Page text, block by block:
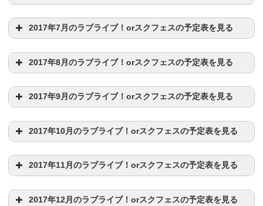
・0:00 新規MASTER(告白日和、です！・ユメノトビラ)
追加
6/2(金) TOUR」の第2次チケット最速先行抽選申込結果発表
6/3(土)
2017年7月のラブライブ！orスクフェスの予定表を見る
キャラ
ー
2017年8月のラブライブ！orスクフェスの予定表を見る
キャラ
2017年9月のラブライブ！orスクフェスの予定表を見る
キャラ
2017年10月のラブライブ！orスクフェスの予定表を見る
2017年11月のラブライブ！orスクフェスの予定表を見る
2017年12月のラブライブ！orスクフェスの予定表を見る